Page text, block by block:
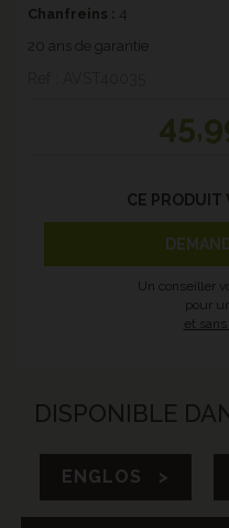
Chanfreins : 4
20 ans de garantie
45
CE PRODUIT
Un conseiller
pour
et
DISPONIBLE
ENGLOS >